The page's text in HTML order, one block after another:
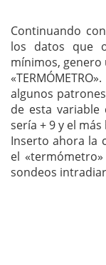
Continuando
los datos que
mínimos,
algunos
de esta
sería + 9 y el más
Inserto ahora la
el
sondeos